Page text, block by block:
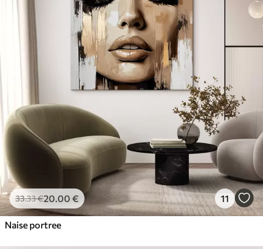
33.33€20.00 € 11
Naise portree